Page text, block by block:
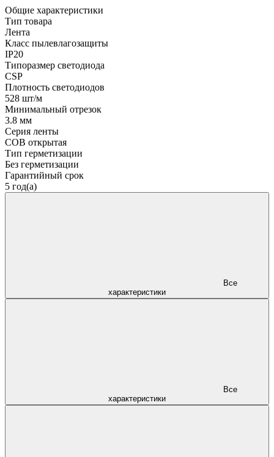
Общие характеристики
Тип товара
Лента
Класс пылевлагозащиты
IP20
Типоразмер светодиода
CSP
Плотность светодиодов
528 шт/м
Минимальный отрезок
3.8 мм
Серия ленты
COB открытая
Тип герметизации
Без герметизации
Гарантийный срок
5 год(а)
характеристики
характеристики